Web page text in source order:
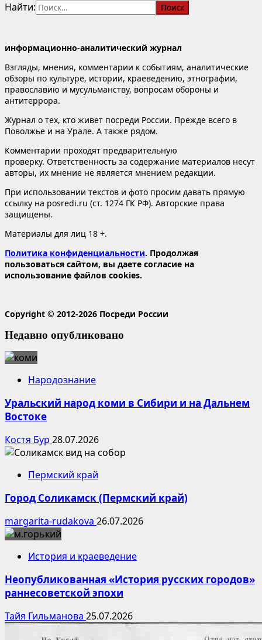
Найти:
информационно-аналитический журнал
Взгляды, мнения, комментарии к событиям, аналитические
обзоры по культуре, истории, краеведению, этнографии,
православию и мусульманству, вопросам обороны и
антитеррора.
Журнал о тех, кто живет посреди России. Прежде всего в
Поволжье и на Урале. А также рядом.
Комментарии проходят предварительную
проверку. Ответственность за содержание материалов несут
авторы, их мнение не является мнением редакции.
При использовании текстов и фото просим давать прямую
ссылку на posredi.ru (ст. 1274 ГК РФ). Авторские права
защищены.
Материалы для лиц 18 +.
Политика конфиденциальности. Продолжая
пользоваться сайтом, вы даете согласие на
использование файлов cookies.
Copyright © 2012-2026 Посреди России
Недавно опубликовано
Народознание
Уральский народ коми в Сибири и на Дальнем
Востоке
Костя Бур 28.07.2026
Пермский край
Город Соликамск (Пермский край)
margarita-rudakova 26.07.2026
История и краеведение
Неопубликованная «История русских городов»
раннесоветской эпохи
Тайя Гильманова 25.07.2026